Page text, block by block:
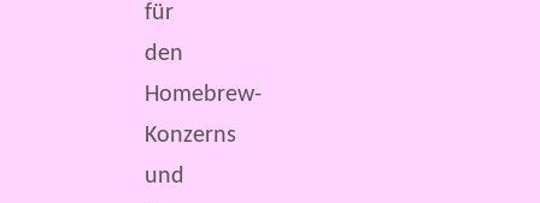
für
den
Homebrew-
Konzerns
und